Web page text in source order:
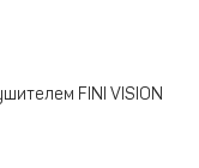
FINI VISION